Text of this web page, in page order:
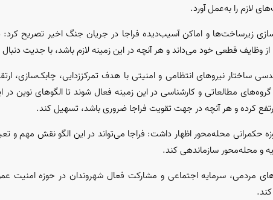
لازم را به‌عمل آورد.
زیرساخت‌ها و اماکن آسیب‌دیده فراجا در جریان جنگ اخیر تصریح
از وظایف قطعی خود می‌داند و هر آنچه در این زمینه لازم باشد، با جدیت
ساختار نیرو‌های انتظامی و امنیتی با هدف تمرکززدایی،
مطالعاتی و کارشناسی در این زمینه فعال شوند تا الگو‌های نوین
کرده و هر آنچه در جهت تقویت فراجا ضروری باشد، تسهیل کند.
حکمرانی محله‌محور اظهار داشت: فراجا می‌تواند در این الگو نقش مهم و
و محله‌محور سازماندهی کند.
مردمی، سرمایه اجتماعی و مشارکت فعال شهروندان در حوزه امنیت